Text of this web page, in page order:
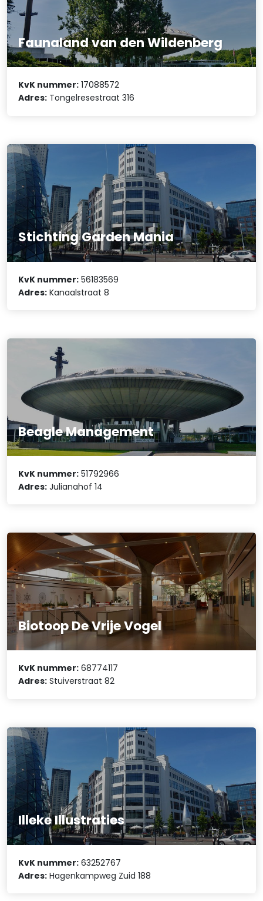
Faunaland van den Wildenberg
KvK nummer: 17088572
Adres: Tongelresestraat 316
Stichting Garden Mania
KvK nummer: 56183569
Adres: Kanaalstraat 8
Beagle Management
KvK nummer: 51792966
Adres: Julianahof 14
Biotoop De Vrije Vogel
KvK nummer: 68774117
Adres: Stuiverstraat 82
Illeke Illustraties
KvK nummer: 63252767
Adres: Hagenkampweg Zuid 188